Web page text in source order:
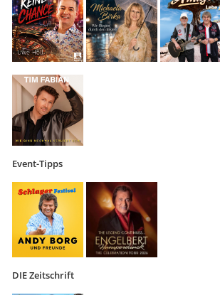
Event-Tipps
DIE Zeitschrift